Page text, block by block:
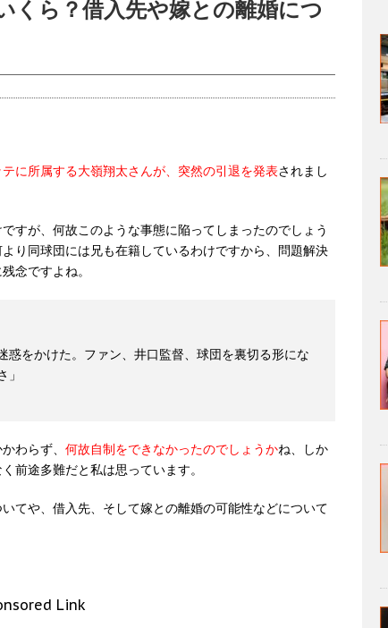
くら？借入先や嫁との離婚につ
に所属する大嶺翔太さんが、突然の引退を発表されまし
すが、何故このような事態に陥ってしまったのでしょう
り同球団には兄も在籍しているわけですから、問題解決
念ですよね。
惑をかけた。ファン、井口監督、球団を裏切る形にな
わらず、 何故自制をできなかったのでしょうかね、しか
前途多難だと私は思っています。
てや、借入先、そして嫁との離婚の可能性などについて
Link